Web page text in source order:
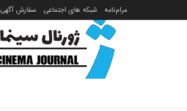
مرام‌نامه شبکه های اجتماعی سفارش آگهی